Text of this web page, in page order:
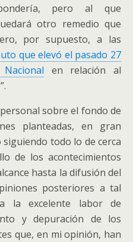
pero al que
otro remedio que
por supuesto, a las
que elevó el pasado 27
en relación al
sobre el fondo de
planteadas, en gran
todo lo de cerca
de los acontecimientos
hasta la difusión del
posteriores a tal
la excelente labor de
y depuración de los
que, en mi opinión, han